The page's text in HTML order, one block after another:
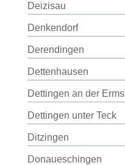
Deizisau
Denkendorf
Derendingen
Dettenhausen
Dettingen an der Erms
Dettingen unter Teck
Ditzingen
Donaueschingen